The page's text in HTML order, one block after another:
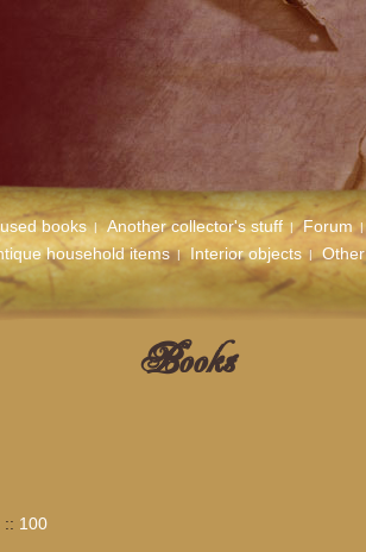
books Another collector's stuff Forum
household items
Interior objects
Books
:: 100